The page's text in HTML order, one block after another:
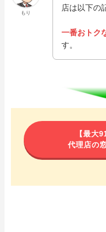
もり
店は以下の
一番おトク
す。
【最大
代理店の